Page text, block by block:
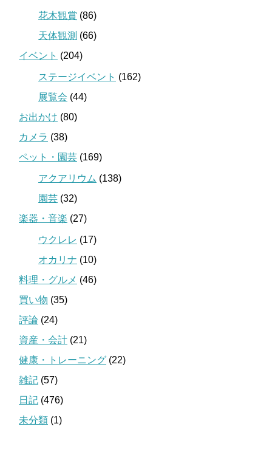
花木観賞 (86)
天体観測 (66)
イベント (204)
ステージイベント (162)
展覧会 (44)
お出かけ (80)
カメラ (38)
ペット・園芸 (169)
アクアリウム (138)
園芸 (32)
楽器・音楽 (27)
ウクレレ (17)
オカリナ (10)
料理・グルメ (46)
買い物 (35)
評論 (24)
資産・会計 (21)
健康・トレーニング (22)
雑記 (57)
日記 (476)
未分類 (1)